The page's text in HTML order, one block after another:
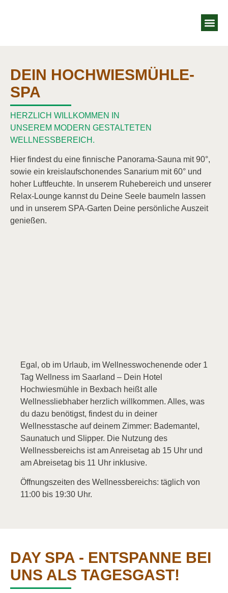
Egal, ob im Urlaub, im Wellnesswochenende oder 1
Tag Wellness im Saarland – Dein Hotel
Hochwiesmühle in Bexbach heißt alle
Wellnessliebhaber herzlich willkommen. Alles, was
du dazu benötigst, findest du in deiner
Wellnesstasche auf deinem Zimmer: Bademantel,
Saunatuch und Slipper. Die Nutzung des
Wellnessbereichs ist am Anreisetag ab 15 Uhr und
am Abreisetag bis 11 Uhr inklusive.
Öffnungszeiten des Wellnessbereichs: täglich von
11:00 bis 19:30 Uhr.
DEIN HOCHWIESMÜHLE-
SPA
HERZLICH WILLKOMMEN IN
UNSEREM MODERN GESTALTETEN
WELLNESSBEREICH.
Hier findest du eine finnische Panorama-Sauna mit 90°,
sowie ein kreislaufschonendes Sanarium mit 60° und
hoher Luftfeuchte. In unserem Ruhebereich und unserer
Relax-Lounge kannst du Deine Seele baumeln lassen
und in unserem SPA-Garten Deine persönliche Auszeit
genießen.
DAY SPA - ENTSPANNE BEI
UNS ALS TAGESGAST!